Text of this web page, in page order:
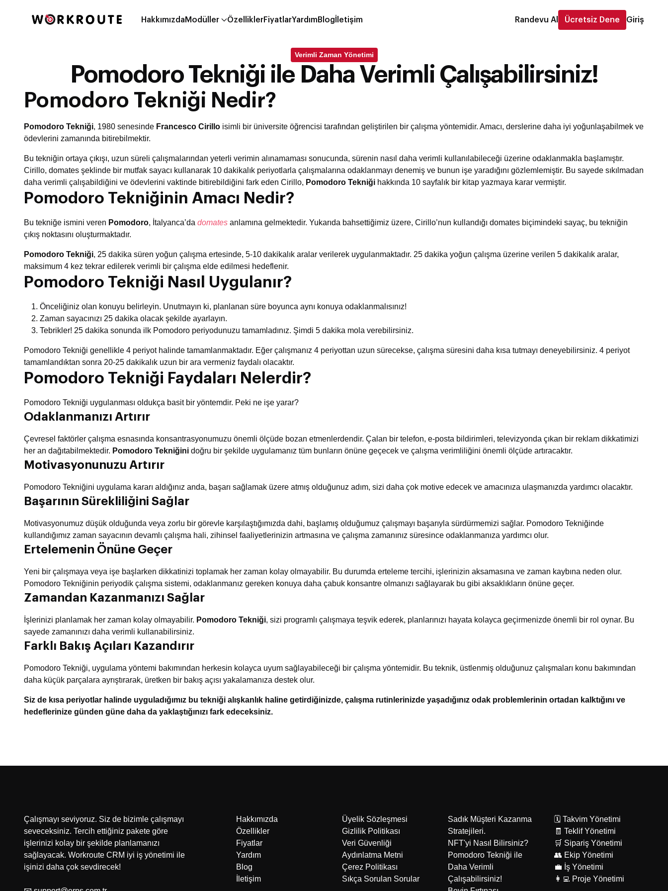
Hakkımızda Modüller ÖzelliklerFiyatlarYardım Blog İletişim Randevu Al Ücretsiz Dene Giriş
Verimli Zaman Yönetimi
Pomodoro Tekniği ile Daha Verimli Çalışabilirsiniz!
Pomodoro Tekniği Nedir?
Pomodoro Tekniği, 1980 senesinde Francesco Cirillo isimli bir üniversite öğrencisi tarafından geliştirilen bir çalışma yöntemidir. Amacı, derslerine daha iyi yoğunlaşabilmek ve
ödevlerini zamanında bitirebilmektir.
Bu tekniğin ortaya çıkışı, uzun süreli çalışmalarından yeterli verimin alınamaması sonucunda, sürenin nasıl daha verimli kullanılabileceği üzerine odaklanmakla başlamıştır.
Cirillo, domates şeklinde bir mutfak sayacı kullanarak 10 dakikalık periyotlarla çalışmalarına odaklanmayı denemiş ve bunun işe yaradığını gözlemlemiştir. Bu sayede sıkılmadan
daha verimli çalışabildiğini ve ödevlerini vaktinde bitirebildiğini fark eden Cirillo, Pomodoro Tekniği hakkında 10 sayfalık bir kitap yazmaya karar vermiştir.
Pomodoro Tekniğinin Amacı Nedir?
Bu tekniğe ismini veren Pomodoro, İtalyanca’da domates anlamına gelmektedir. Yukarıda bahsettiğimiz üzere, Cirillo’nun kullandığı domates biçimindeki sayaç, bu tekniğin
çıkış noktasını oluşturmaktadır.
Pomodoro Tekniği, 25 dakika süren yoğun çalışma ertesinde, 5-10 dakikalık aralar verilerek uygulanmaktadır. 25 dakika yoğun çalışma üzerine verilen 5 dakikalık aralar,
maksimum 4 kez tekrar edilerek verimli bir çalışma elde edilmesi hedeflenir.
Pomodoro Tekniği Nasıl Uygulanır?
Önceliğiniz olan konuyu belirleyin. Unutmayın ki, planlanan süre boyunca aynı konuya odaklanmalısınız!
Zaman sayacınızı 25 dakika olacak şekilde ayarlayın.
Tebrikler! 25 dakika sonunda ilk Pomodoro periyodunuzu tamamladınız. Şimdi 5 dakika mola verebilirsiniz.
Pomodoro Tekniği genellikle 4 periyot halinde tamamlanmaktadır. Eğer çalışmanız 4 periyottan uzun sürecekse, çalışma süresini daha kısa tutmayı deneyebilirsiniz. 4 periyot
tamamlandıktan sonra 20-25 dakikalık uzun bir ara vermeniz faydalı olacaktır.
Pomodoro Tekniği Faydaları Nelerdir?
Pomodoro Tekniği uygulanması oldukça basit bir yöntemdir. Peki ne işe yarar?
Odaklanmanızı Artırır
Çevresel faktörler çalışma esnasında konsantrasyonumuzu önemli ölçüde bozan etmenlerdendir. Çalan bir telefon, e-posta bildirimleri, televizyonda çıkan bir reklam dikkatimizi
her an dağıtabilmektedir. Pomodoro Tekniğini doğru bir şekilde uygulamanız tüm bunların önüne geçecek ve çalışma verimliliğini önemli ölçüde artıracaktır.
Motivasyonunuzu Artırır
Pomodoro Tekniğini uygulama kararı aldığınız anda, başarı sağlamak üzere atmış olduğunuz adım, sizi daha çok motive edecek ve amacınıza ulaşmanızda yardımcı olacaktır.
Başarının Sürekliliğini Sağlar
Motivasyonumuz düşük olduğunda veya zorlu bir görevle karşılaştığımızda dahi, başlamış olduğumuz çalışmayı başarıyla sürdürmemizi sağlar. Pomodoro Tekniğinde
kullandığımız zaman sayacının devamlı çalışma hali, zihinsel faaliyetlerinizin artmasına ve çalışma zamanınız süresince odaklanmanıza yardımcı olur.
Ertelemenin Önüne Geçer
Yeni bir çalışmaya veya işe başlarken dikkatinizi toplamak her zaman kolay olmayabilir. Bu durumda erteleme tercihi, işlerinizin aksamasına ve zaman kaybına neden olur.
Pomodoro Tekniğinin periyodik çalışma sistemi, odaklanmanız gereken konuya daha çabuk konsantre olmanızı sağlayarak bu gibi aksaklıkların önüne geçer.
Zamandan Kazanmanızı Sağlar
İşlerinizi planlamak her zaman kolay olmayabilir. Pomodoro Tekniği, sizi programlı çalışmaya teşvik ederek, planlarınızı hayata kolayca geçirmenizde önemli bir rol oynar. Bu
sayede zamanınızı daha verimli kullanabilirsiniz.
Farklı Bakış Açıları Kazandırır
Pomodoro Tekniği, uygulama yöntemi bakımından herkesin kolayca uyum sağlayabileceği bir çalışma yöntemidir. Bu teknik, üstlenmiş olduğunuz çalışmaları konu bakımından
daha küçük parçalara ayrıştırarak, üretken bir bakış açısı yakalamanıza destek olur.
Siz de kısa periyotlar halinde uyguladığımız bu tekniği alışkanlık haline getirdiğinizde, çalışma rutinlerinizde yaşadığınız odak problemlerinin ortadan kalktığını ve
hedeflerinize günden güne daha da yaklaştığınızı fark edeceksiniz.
Çalışmayı seviyoruz. Siz de bizimle çalışmayı
seveceksiniz. Tercih ettiğiniz pakete göre
işlerinizi kolay bir şekilde planlamanızı
sağlayacak. Workroute CRM iyi iş yönetimi ile
işinizi daha çok sevdirecek!
Hakkımızda
Özellikler
Fiyatlar
Yardım
Blog
İletişim
Üyelik Sözleşmesi
Gizlilik Politikası
Veri Güvenliği
Aydınlatma Metni
Çerez Politikası
Sıkça Sorulan Sorular
Sadık Müşteri Kazanma
Stratejileri.
NFT'yi Nasıl Bilirsiniz?
Pomodoro Tekniği ile
Daha Verimli
Çalışabilirsiniz!
🗓️ Takvim Yönetimi
🧾 Teklif Yönetimi
🛒 Sipariş Yönetimi
👥 Ekip Yönetimi
💼 İş Yönetimi
👩‍💻 Proje Yönetimi